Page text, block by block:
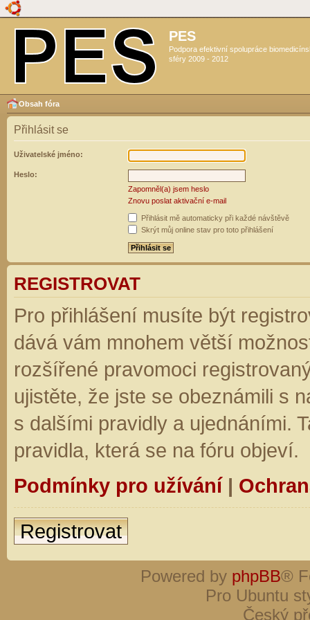
PES
Podpora efektivní spolupráce
sféry 2009 - 2012
Obsah fóra
Přihlásit se
Uživatelské jméno:
Heslo:
Zapomněl(a) jsem heslo
Znovu poslat aktivační e-mail
Přihlásit mě automaticky při každé návštěvě
Skrýt můj online stav pro toto přihlášení
REGISTROVAT
Pro přihlášení musíte být
dává vám mnohem větší
rozšířené pravomoci
ujistěte, že jste se obeznámili s
s dalšími pravidly a ujednáními.
pravidla, která se na fóru objeví.
Podmínky pro užívání|
Registrovat
Powered by phpBB®
Pro Ubuntu
Český